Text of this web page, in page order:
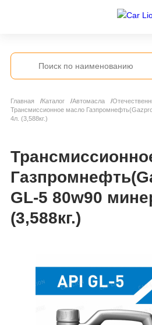
Главная Каталог Автомасла
Трансмиссионное масло
4л. (3,588кг.)
GL-5 80w90
(3,588кг.)